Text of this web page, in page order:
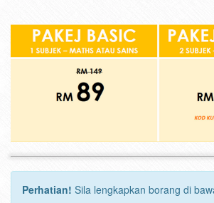
Perhatian! Sila lengkapkan borang di